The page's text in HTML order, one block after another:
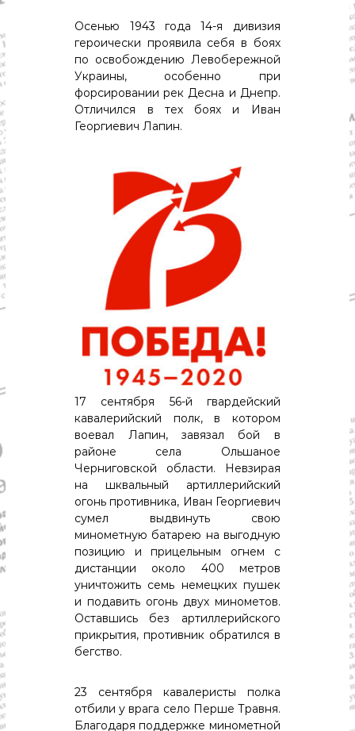
Осенью 1943 года 14-я дивизия
героически проявила себя в боях
по освобождению Левобережной
Украины, особенно при
форсировании рек Десна и Днепр.
Отличился в тех боях и Иван
Георгиевич Лапин.
17 сентября 56-й гвардейский
кавалерийский полк, в котором
воевал Лапин, завязал бой в
районе села Ольшаное
Черниговской области. Невзирая
на шквальный артиллерийский
огонь противника, Иван Георгиевич
сумел выдвинуть свою
минометную батарею на выгодную
позицию и прицельным огнем с
дистанции около 400 метров
уничтожить семь немецких пушек
и подавить огонь двух минометов.
Оставшись без артиллерийского
прикрытия, противник обратился в
бегство.
23 сентября кавалеристы полка
отбили у врага село Перше Травня.
Благодаря поддержке минометной